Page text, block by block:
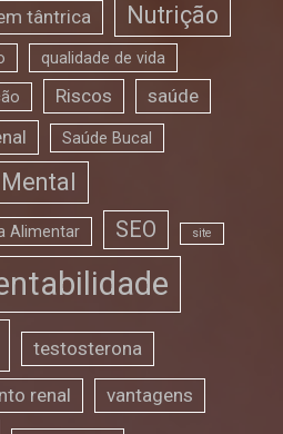
tântrica Nutrição
qualidade de vida
Riscos
saúde
Saúde Bucal
Alimentar SEO site
testosterona
renal
vantagens